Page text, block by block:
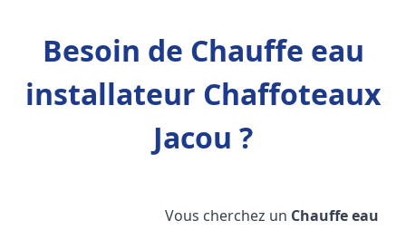
Besoin de Chauffe eau
installateur Chaffoteaux
Jacou ?
Vous cherchez un Chauffe eau